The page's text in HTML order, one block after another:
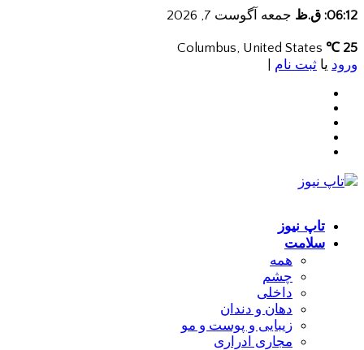
06:12: ق.ظ جمعه آگوست 7, 2026
25 ℃
ورود یا ثبت نام
تاپ نیوز
سلامت
همه
چشم
داخلی
دهان و دندان
زیبایی و پوست و مو
مجاری ادراری